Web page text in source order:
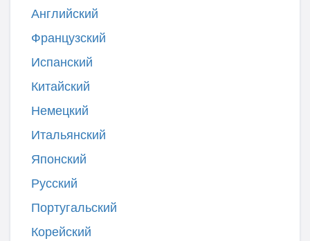
Английский
Французский
Испанский
Китайский
Немецкий
Итальянский
Японский
Русский
Португальский
Корейский